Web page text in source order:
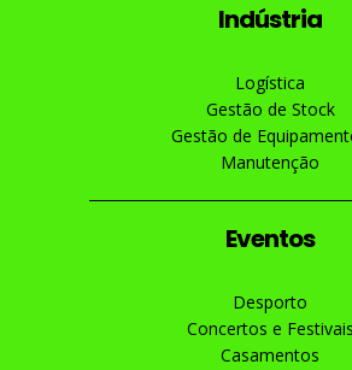
Indústria
Logística
Gestão de Stock
Gestão de
Manutenção
Eventos
Desporto
Concertos e Festivais
Casamentos